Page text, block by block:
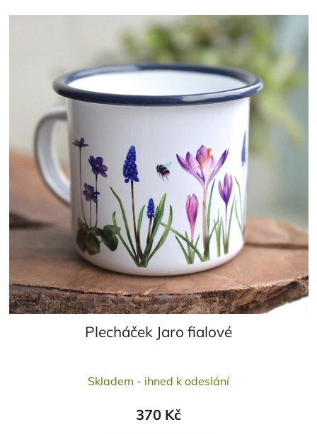
Plecháček Jaro fialové
Skladem - ihned k odeslání
370 Kč